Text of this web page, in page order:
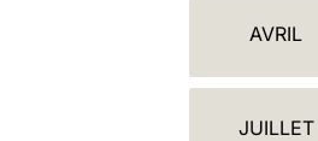
N
AVRIL
JUILLET